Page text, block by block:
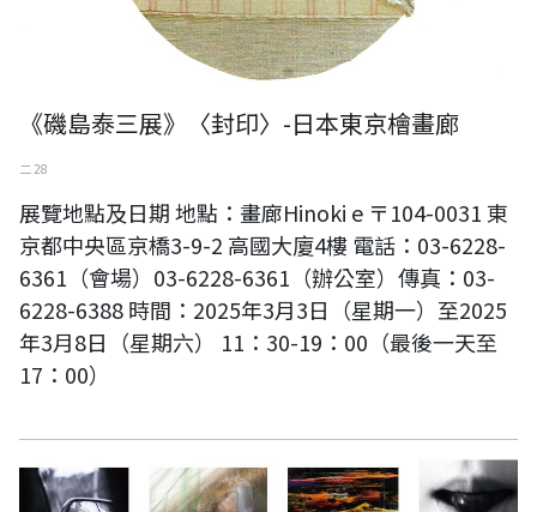
《磯島泰三展》〈封印〉-日本東京檜畫廊
二 28
展覽地點及日期 地點：畫廊Hinoki e 〒104-0031 東
京都中央區京橋3-9-2 高國大廈4樓 電話：03-6228-
6361（會場）03-6228-6361（辦公室）傳真：03-
6228-6388 時間：2025年3月3日（星期一）至2025
年3月8日（星期六） 11：30-19：00（最後一天至
17：00）